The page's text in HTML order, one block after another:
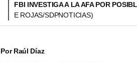
FBI INVESTIGA A LA AFA POR
E ROJAS/SDPNOTICIAS)
PorRaúl Díaz